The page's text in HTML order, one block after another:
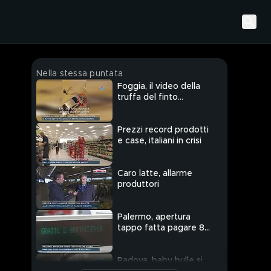
Nella stessa puntata
Foggia, il video della
truffa del finto
Prezzi record prodotti
e case, italiani in crisi
Caro latte, allarme
produttori
Palermo, apertura
tappo fatta pagare 8
Padova, baby bulle si